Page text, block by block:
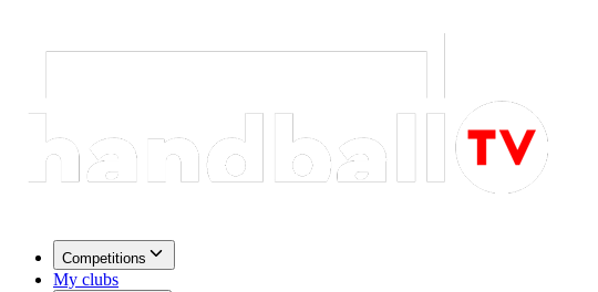
Competitions
My clubs